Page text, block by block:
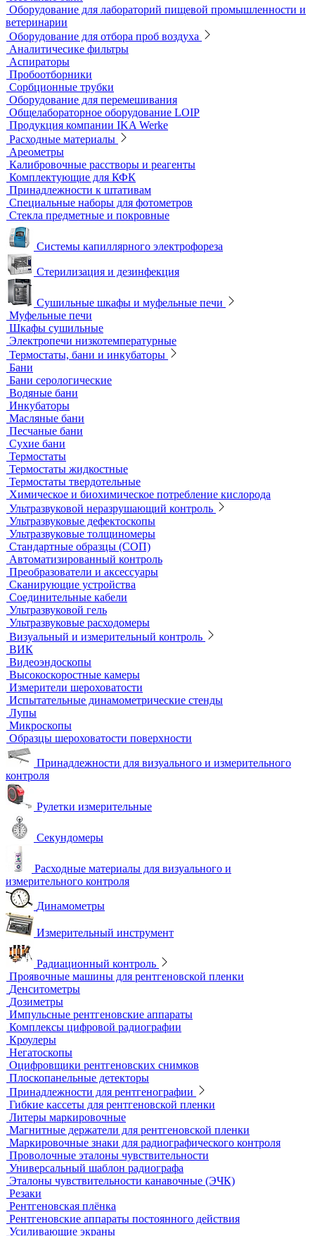
Цифровые камеры для микроскопов
Цифровые микроскопы
Монохроматоры
Наборы для экспресс тестов
Индикаторные трубки
Полевые и мини-лаборатории
Сорбционные трубки
Тест-комплекты
Нагревательные устройства
Колбонагреватели
Нагревательные плиты
Песчаные бани
Оборудование для лабораторий пищевой промышленности и
ветеринарии
Оборудование для отбора проб воздуха
Аналитичесике фильтры
Аспираторы
Пробоотборники
Сорбционные трубки
Оборудование для перемешивания
Общелабораторное оборудование LOIP
Продукция компании IKA Werke
Расходные материалы
Ареометры
Калибровочные расстворы и реагенты
Комплектующие для КФК
Принадлежности к штативам
Специальные наборы для фотометров
Стекла предметные и покровные
Системы капиллярного электрофореза
Стерилизация и дезинфекция
Сушильные шкафы и муфельные печи
Муфельные печи
Шкафы сушильные
Электропечи низкотемпературные
Термостаты, бани и инкубаторы
Бани
Бани серологические
Водяные бани
Инкубаторы
Масляные бани
Песчаные бани
Сухие бани
Термостаты
Термостаты жидкостные
Термостаты твердотельные
Химическое и биохимическое потребление кислорода
Ультразвуковой неразрушающий контроль
Ультразвуковые дефектоскопы
Ультразвуковые толщиномеры
Стандартные образцы (СОП)
Автоматизированный контроль
Преобразователи и аксессуары
Сканирующие устройства
Соединительные кабели
Ультразвуковой гель
Ультразвуковые расходомеры
Визуальный и измерительный контроль
ВИК
Видеоэндоскопы
Высокоскоростные камеры
Измерители шероховатости
Испытательные динамометрические стенды
Лупы
Микроскопы
Образцы шероховатости поверхности
Принадлежности для визуального и измерительного
контроля
Рулетки измерительные
Секундомеры
Расходные материалы для визуального и
измерительного контроля
Динамометры
Измерительный инструмент
Радиационный контроль
Проявочные машины для рентгеновской пленки
Денситометры
Дозиметры
Импульсные рентгеновские аппараты
Комплексы цифровой радиографии
Кроулеры
Негатоскопы
Оцифровщики рентгеновских снимков
Плоскопанельные детекторы